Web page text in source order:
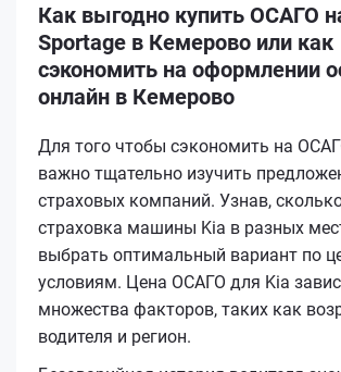
Как выгодно купить ОСАГО
Sportage в Кемерово или как
сэкономить на оформлении
онлайн в Кемерово
Для того чтобы сэкономить на
важно тщательно изучить
страховых компаний. Узнав,
страховка машины Kia в разных
выбрать оптимальный вариант по
условиям. Цена ОСАГО для Kia
множества факторов, таких как
водителя и регион.